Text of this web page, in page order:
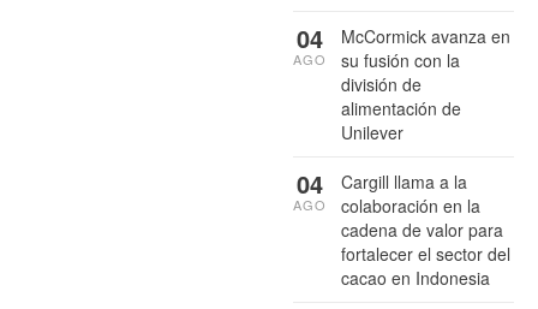
McCormick avanza en
su fusión con la
división de
alimentación de
Unilever
04
AGO
Cargill llama a la
colaboración en la
cadena de valor para
fortalecer el sector del
cacao en Indonesia
04
AGO